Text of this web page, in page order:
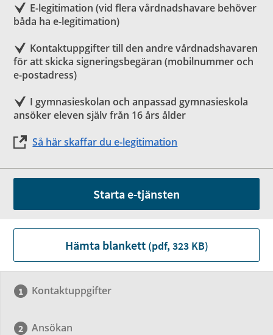
E-legitimation (vid flera vårdnadshavare behöver
båda ha e-legitimation)
Kontaktuppgifter till den andre vårdnadshavaren
för att skicka signeringsbegäran (mobilnummer och
e-postadress)
I gymnasieskolan och anpassad gymnasieskola
ansöker eleven själv från 16 års ålder
Så här skaffar du e-legitimation
Starta e-tjänsten
Hämta blankett(pdf, 323 KB)
Kontaktuppgifter
Ansökan